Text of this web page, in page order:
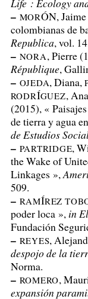
Life : Ecology
– MORÓN,
colombianas de
Republica, vol.
– NORA, Pierre
République,
– OJEDA, Diana,
RODRÍGUEZ,
(2015), «
de tierra y agua
de Estudios
– PARTRIDGE,
the Wake of
Linkages »,
509.
– RAMÍREZ
poder loca », in
Fundación
– REYES,
despojo de la
Norma.
– ROMERO,
expansión